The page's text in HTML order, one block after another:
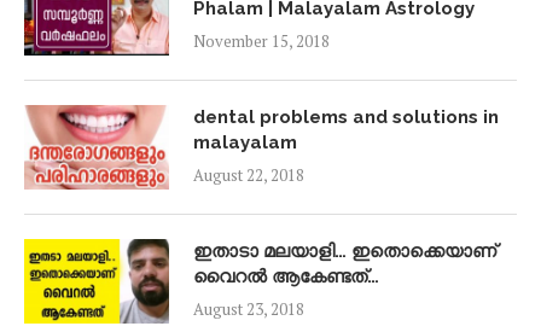
Phalam | Malayalam Astrology
November 15, 2018
dental problems and solutions in
malayalam
August 22, 2018
ഇതാടാ മലയാളി… ഇതൊക്കെയാണ്
വൈറൽ ആകേണ്ടത്…
August 23, 2018